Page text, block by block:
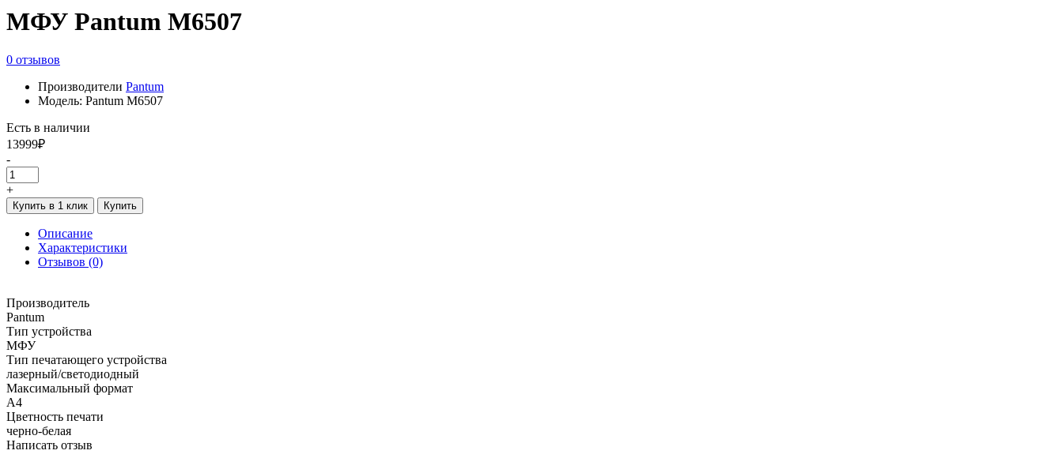
МФУ Pantum M6507
0 отзывов
Производители Pantum
Модель: Pantum M6507
Есть в наличии
13999₽
-
+
Купить в 1 клик Купить
Описание
Характеристики
Отзывов (0)
Производитель
Pantum
Тип устройства
МФУ
Тип печатающего устройства
лазерный/светодиодный
Максимальный формат
A4
Цветность печати
черно-белая
Написать отзыв